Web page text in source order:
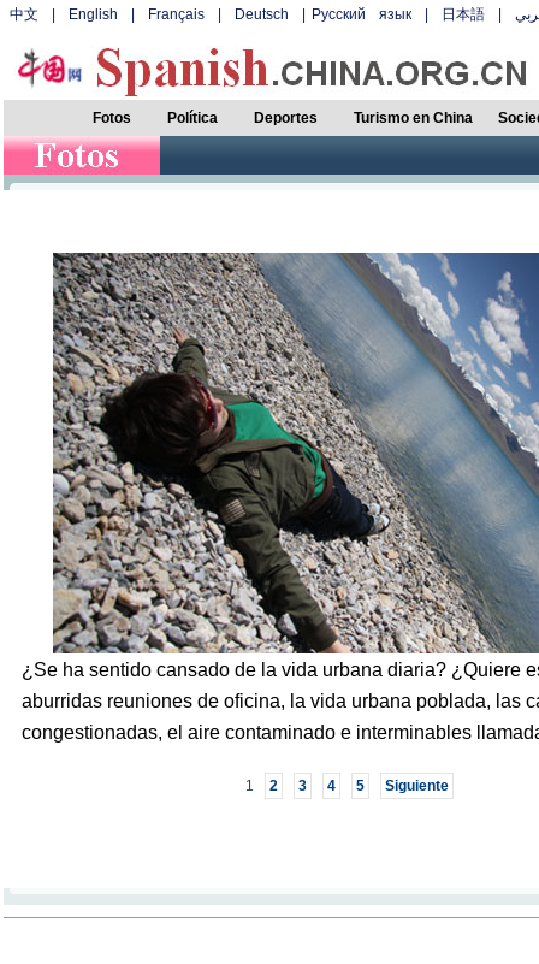
中文 English Français Deutsch Русский язык 日本語
Fotos Política Deportes Turismo en China
¿Se ha sentido cansado de la vida urbana diaria? ¿Quiere
aburridas reuniones de oficina, la vida urbana poblada, las
congestionadas, el aire contaminado e interminables
1 2 3 4 5 Siguiente